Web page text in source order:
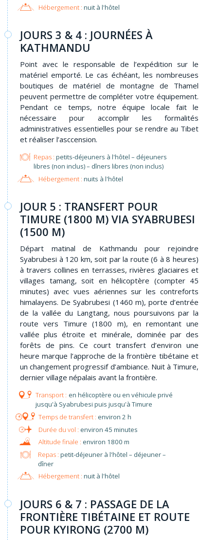
Hébergement : nuit à l'hôtel
JOURS 3 & 4 : JOURNÉES À
KATHMANDU
Point avec le responsable de l’expédition sur le
matériel emporté. Le cas échéant, les nombreuses
boutiques de matériel de montagne de Thamel
peuvent permettre de compléter votre équipement.
Pendant ce temps, notre équipe locale fait le
nécessaire pour accomplir les formalités
administratives essentielles pour se rendre au Tibet
et réaliser l’asccension.
Repas : petits-déjeuners à l'hôtel – déjeuners
libres (non inclus) – dîners libres (non inclus)
Hébergement : nuits à l'hôtel
JOUR 5 : TRANSFERT POUR
TIMURE (1800 M) VIA SYABRUBESI
(1500 M)
Départ matinal de Kathmandu pour rejoindre
Syabrubesi à 120 km, soit par la route (6 à 8 heures)
à travers collines en terrasses, rivières glaciaires et
villages tamang, soit en hélicoptère (compter 45
minutes) avec vues aériennes sur les contreforts
himalayens. De Syabrubesi (1460 m), porte d’entrée
de la vallée du Langtang, nous poursuivons par la
route vers Timure (1800 m), en remontant une
vallée plus étroite et minérale, dominée par des
forêts de pins. Ce court transfert d’environ une
heure marque l’approche de la frontière tibétaine et
un changement progressif d’ambiance. Nuit à Timure,
dernier village népalais avant la frontière.
en hélicoptère ou en véhicule privé
jusqu'à Syabrubesi puis jusqu'à Timure
environ 2 h
environ 45 minutes
environ 1800 m
Repas : petit-déjeuner à l'hôtel – déjeuner –
dîner
Hébergement : nuit à l'hôtel
JOURS 6 & 7 : PASSAGE DE LA
FRONTIÈRE TIBÉTAINE ET ROUTE
POUR KYIRONG (2700 M)